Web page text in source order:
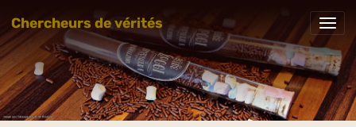
Chercheurs de vérités